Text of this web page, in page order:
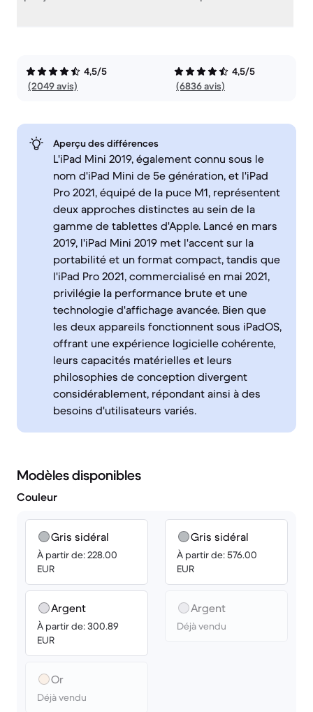
4,5/5
(2049 avis)
4,5/5
(6836 avis)
Aperçu des différences
L'iPad Mini 2019, également connu sous le
nom d'iPad Mini de 5e génération, et l'iPad
Pro 2021, équipé de la puce M1, représentent
deux approches distinctes au sein de la
gamme de tablettes d'Apple. Lancé en mars
2019, l'iPad Mini 2019 met l'accent sur la
portabilité et un format compact, tandis que
l'iPad Pro 2021, commercialisé en mai 2021,
privilégie la performance brute et une
technologie d'affichage avancée. Bien que
les deux appareils fonctionnent sous iPadOS,
offrant une expérience logicielle cohérente,
leurs capacités matérielles et leurs
philosophies de conception divergent
considérablement, répondant ainsi à des
besoins d'utilisateurs variés.
Modèles disponibles
Couleur
Gris sidéral
À partir de: 228.00
EUR
Argent
À partir de: 300.89
EUR
Or
Déjà vendu
Gris sidéral
À partir de: 576.00
EUR
Argent
Déjà vendu